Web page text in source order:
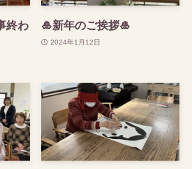
終わ
🎍新年のご挨拶🎍
2024年1月12日